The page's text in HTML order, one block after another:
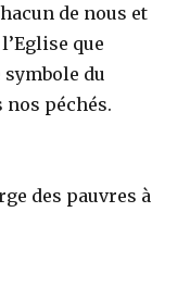
de nous et
que
symbole du
nos péchés.
des pauvres à